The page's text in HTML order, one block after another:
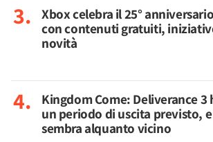
Xbox celebra il 25° anniversario
con contenuti gratuiti,
novità
Kingdom Come: Deliverance 3
un periodo di uscita previsto, e
sembra alquanto vicino